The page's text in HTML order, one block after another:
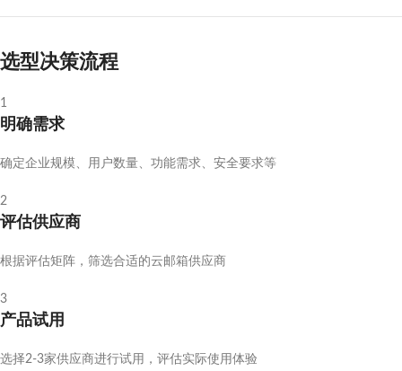
选型决策流程
1
明确需求
确定企业规模、用户数量、功能需求、安全要求等
2
评估供应商
根据评估矩阵，筛选合适的云邮箱供应商
3
产品试用
选择2-3家供应商进行试用，评估实际使用体验